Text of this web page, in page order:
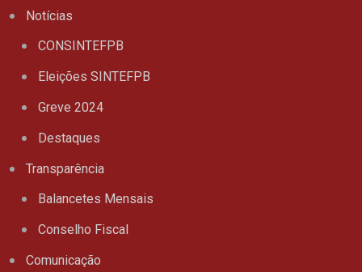
Notícias
CONSINTEFPB
Eleições SINTEFPB
Greve 2024
Destaques
Transparência
Balancetes Mensais
Conselho Fiscal
Comunicação